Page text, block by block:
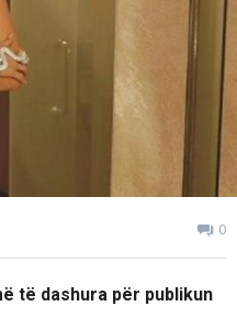
0
të dashura për publikun